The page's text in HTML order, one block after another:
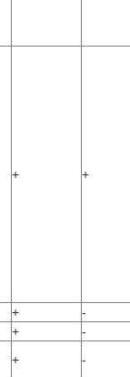
+ +
+
-
+
-
+ -